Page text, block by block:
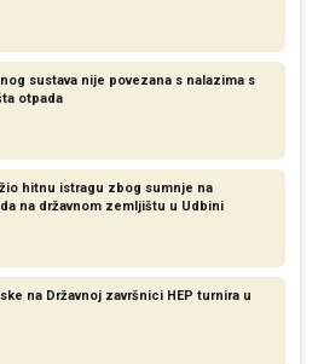
sustava nije povezana s nalazima s
otpada
hitnu istragu zbog sumnje na
na državnom zemljištu u Udbini
na Državnoj završnici HEP turnira u